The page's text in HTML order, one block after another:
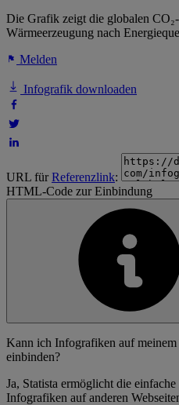
Die Grafik zeigt die globalen
Wärmeerzeugung nach
Melden
Infografik downloaden
URL fürReferenzlink:
HTML-Code zur Einbindung
Kann ich Infografiken auf
einbinden?
Ja, Statista ermöglicht die
Infografiken auf anderen